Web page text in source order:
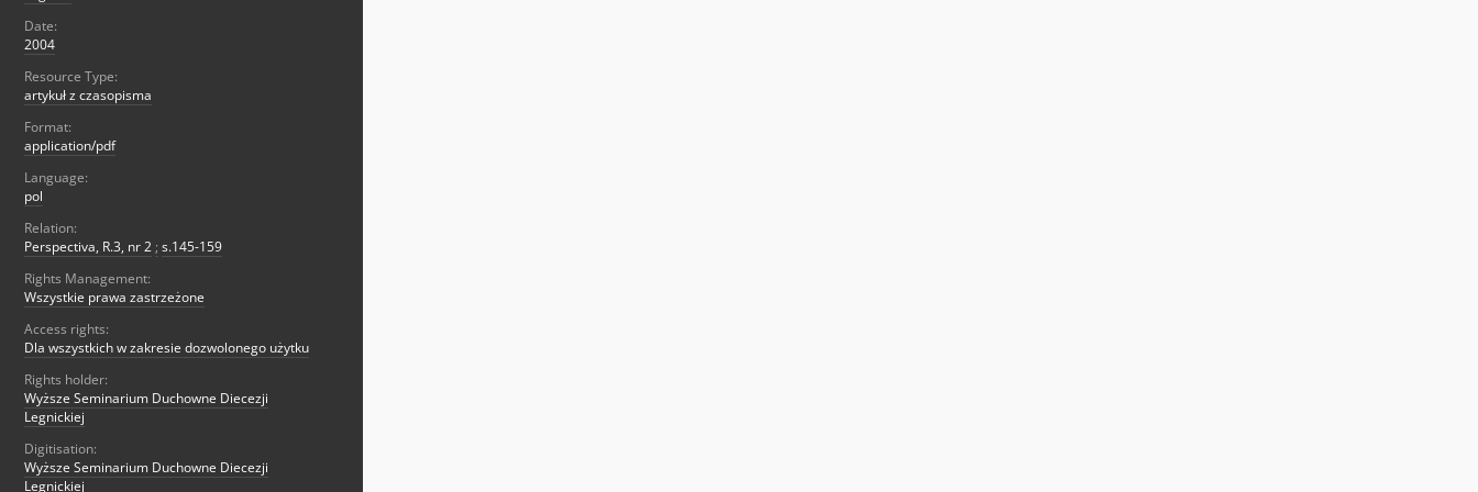
Date:
2004
Resource Type:
artykuł z czasopisma
Format:
application/pdf
Language:
pol
Relation:
Perspectiva, R.3, nr 2 ; s.145-159
Rights Management:
Wszystkie prawa zastrzeżone
Access rights:
Dla wszystkich w zakresie dozwolonego użytku
Rights holder:
Wyższe Seminarium Duchowne Diecezji
Legnickiej
Digitisation:
Wyższe Seminarium Duchowne Diecezji
Legnickiej